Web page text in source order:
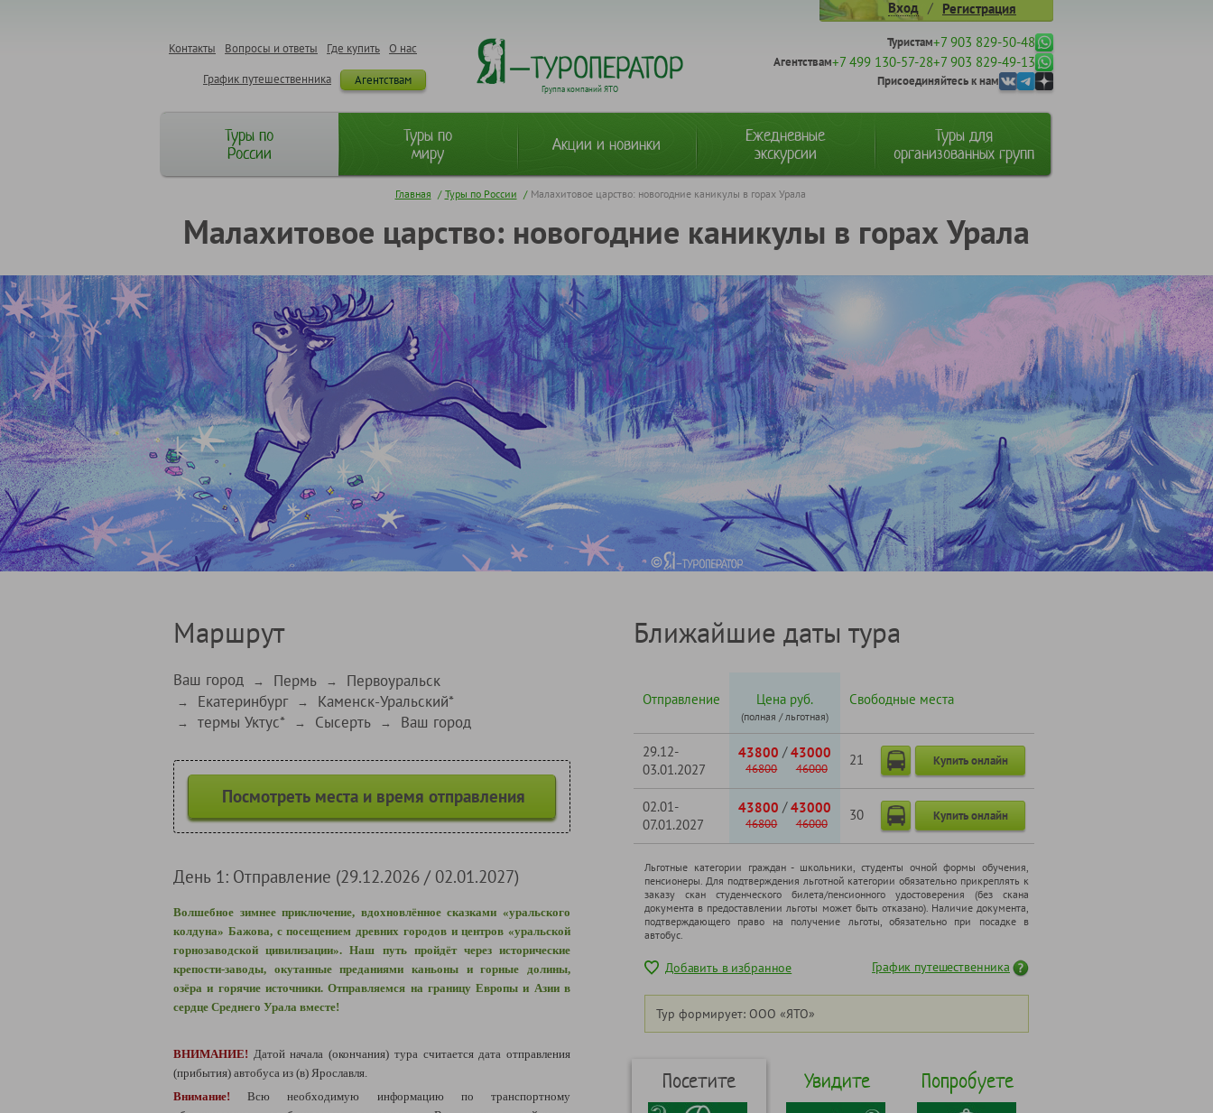
Вход / Регистрация
О нас
Где купить
Вопросы и ответы
Контакты
Агентствам
График путешественника
Группа компаний ЯТО
Туристам+7 903 829-50-48
Агентствам+7 499 130-57-28+7 903 829-49-13
Присоединяйтесь к нам
Туры по
России
Туры по
миру
Акции и новинки
Ежедневные
экскурсии
Туры для
организованных групп
Главная / Туры по России / Малахитовое царство: новогодние каникулы в горах Урала
Малахитовое царство: новогодние каникулы в горах Урала
Маршрут
Ваш город → Пермь → Первоуральск
→ Екатеринбург → Каменск-Уральский*
→ термы Уктус* → Сысерть → Ваш город
Посмотреть места и время отправления
День 1: Отправление (29.12.2026 / 02.01.2027)
Волшебное зимнее приключение, вдохновлённое сказками «уральского
колдуна» Бажова, c посещением древних городов и центров «уральской
горнозаводской цивилизации». Наш путь пройдёт через исторические
крепости-заводы, окутанные преданиями каньоны и горные долины,
озёра и горячие источники. Отправляемся на границу Европы и Азии в
сердце Среднего Урала вместе!
ВНИМАНИЕ! Датой начала (окончания) тура считается дата отправления
(прибытия) автобуса из (в) Ярославля.
Внимание!
Всю необходимую информацию по транспортному
Ближайшие даты тура
Отправление Цена руб.
(полная / льготная)
Свободные места
29.12-
03.01.2027
43800 /43000
46800 46000
21 Купить онлайн
02.01-
07.01.2027
43800 /43000
46800 46000
30 Купить онлайн
Льготные категории граждан - школьники, cтуденты очной формы обучения,
пенсионеры. Для подтверждения льготной категории обязательно прикреплять к
заказу скан студенческого билета/пенсионного удостоверения (без скана
документа в предоставлении льготы может быть отказано). Наличие документа,
подтверждающего право на получение льготы, обязательно при посадке в
автобус.
Добавить в избранное График путешественника
Тур формирует: ООО «ЯТО»
Посетите Увидите Попробуете